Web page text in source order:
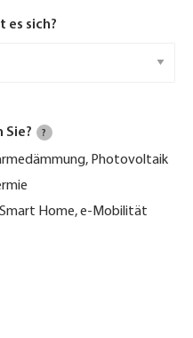
es sich?
Sie? ?
Photovoltaik
Home, e-Mobilität